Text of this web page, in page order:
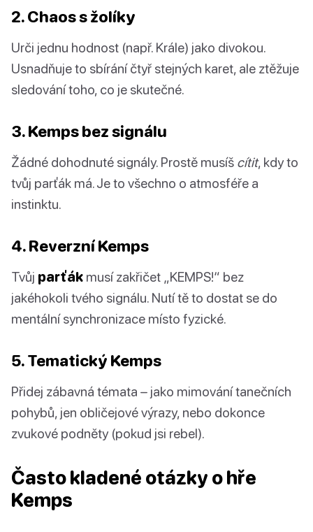
2. Chaos s žolíky
Urči jednu hodnost (např. Krále) jako divokou.
Usnadňuje to sbírání čtyř stejných karet, ale ztěžuje
sledování toho, co je skutečné.
3. Kemps bez signálu
Žádné dohodnuté signály. Prostě musíš cítit, kdy to
tvůj parťák má. Je to všechno o atmosféře a
instinktu.
4. Reverzní Kemps
Tvůj parťák musí zakřičet „KEMPS!“ bez
jakéhokoli tvého signálu. Nutí tě to dostat se do
mentální synchronizace místo fyzické.
5. Tematický Kemps
Přidej zábavná témata – jako mimování tanečních
pohybů, jen obličejové výrazy, nebo dokonce
zvukové podněty (pokud jsi rebel).
Často kladené otázky o hře
Kemps